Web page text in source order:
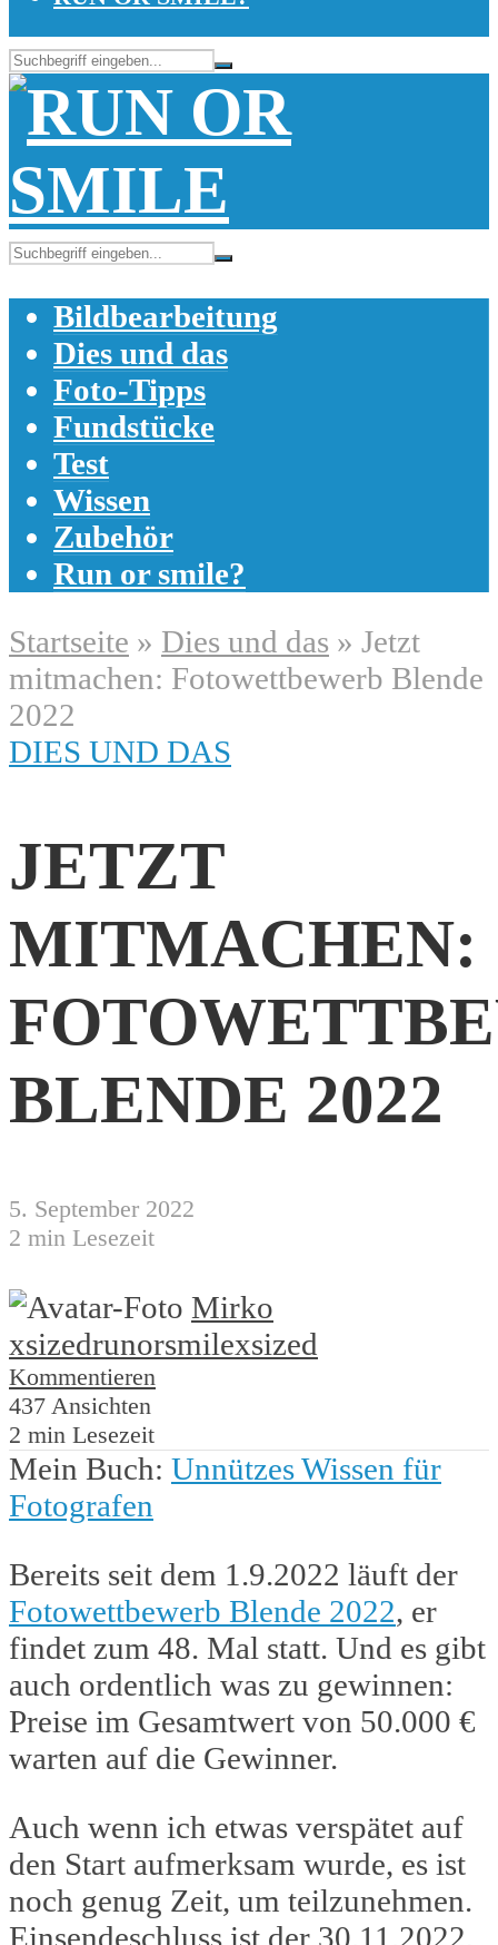
Bildbearbeitung
Dies und das
Foto-Tipps
Fundstücke
Test
Wissen
Zubehör
Run or smile?
Startseite » Dies und das » Jetzt
mitmachen: Fotowettbewerb Blende
2022
DIES UND DAS
JETZT
MITMACHEN:
BLENDE 2022
5. September 2022
2 min Lesezeit
Mirko
xsizedrunorsmilexsized
Kommentieren
437 Ansichten
2 min Lesezeit
Mein Buch: Unnützes Wissen für
Fotografen
Bereits seit dem 1.9.2022 läuft der
Fotowettbewerb Blende 2022, er
findet zum 48. Mal statt. Und es gibt
auch ordentlich was zu gewinnen:
Preise im Gesamtwert von 50.000 €
warten auf die Gewinner.
Auch wenn ich etwas verspätet auf
den Start aufmerksam wurde, es ist
noch genug Zeit, um teilzunehmen.
Einsendeschluss ist der 30.11.2022,